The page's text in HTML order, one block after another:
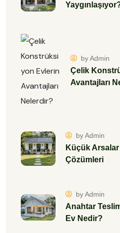
by Admin
Çelik
Avantajları
by Admin
Küçük
Çözümleri
by Admin
Anahtar
Ev Nedir?